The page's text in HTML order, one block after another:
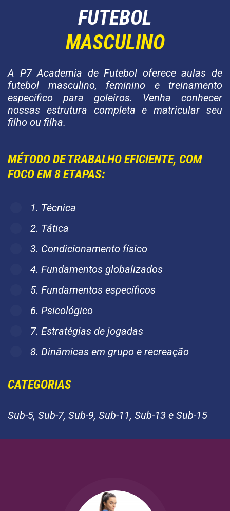
FUTEBOL
MASCULINO
A P7 Academia de Futebol oferece aulas de
futebol masculino, feminino e treinamento
específico para goleiros. Venha conhecer
nossas estrutura completa e matricular seu
filho ou filha.
MÉTODO DE TRABALHO EFICIENTE, COM
FOCO EM 8 ETAPAS:
1. Técnica
2. Tática
3. Condicionamento físico
4. Fundamentos globalizados
5. Fundamentos específicos
6. Psicológico
7. Estratégias de jogadas
8. Dinâmicas em grupo e recreação
CATEGORIAS
Sub-5, Sub-7, Sub-9, Sub-11, Sub-13 e Sub-15